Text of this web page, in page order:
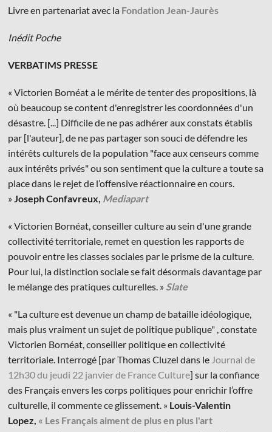
Livre en partenariat avec la Fondation Jean-Jaurès
Inédit Poche
VERBATIMS PRESSE
« Victorien Bornéat a le mérite de tenter des propositions, là
où beaucoup se content d'enregistrer les coordonnées d'un
désastre. [...] Difficile de ne pas adhérer aux constats établis
par [l'auteur], de ne pas partager son souci de défendre les
intérêts culturels de la population "face aux censeurs comme
aux intérêts privés" ou son sentiment que la culture a toute sa
place dans le rejet de l’offensive réactionnaire en cours.
»Joseph Confavreux, Mediapart
« Victorien Bornéat, conseiller culture au sein d'une grande
collectivité territoriale, remet en question les rapports de
pouvoir entre les classes sociales par le prisme de la culture.
Pour lui, la distinction sociale se fait désormais davantage par
le mélange des pratiques culturelles. » Slate
« "La culture est devenue un champ de bataille idéologique,
mais plus vraiment un sujet de politique publique" , constate
Victorien Bornéat, conseiller politique en collectivité
territoriale. Interrogé [par Thomas Cluzel dans le Journal de
12h30 du jeudi 22 janvier de France Culture] sur la confiance
des Français envers les corps politiques pour enrichir l’offre
culturelle, il commente ce glissement. » Louis-Valentin
Lopez, « Les Français aiment de plus en plus l'art